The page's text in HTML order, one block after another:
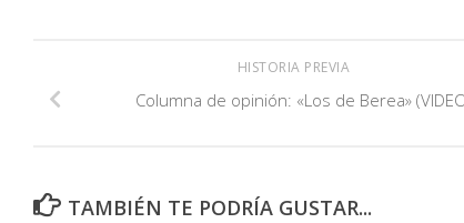
HISTORIA PREVIA
Columna de opinión: «Los de Berea»
TAMBIÉN TE PODRÍA GUSTAR...